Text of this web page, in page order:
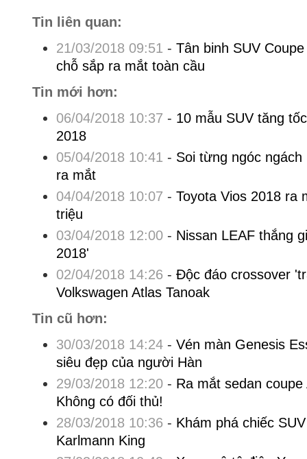
Tin liên quan:
21/03/2018 09:51 - Tân binh SUV
chỗ sắp ra mắt toàn cầu
Tin mới hơn:
06/04/2018 10:37 - 10 mẫu SUV tăng
2018
05/04/2018 10:41 - Soi từng ngóc ngách
ra mắt
04/04/2018 10:07 - Toyota Vios 2018 ra
triệu
03/04/2018 12:00- Nissan LEAF thắng
2018'
02/04/2018 14:26 - Độc đáo crossover
Volkswagen Atlas Tanoak
Tin cũ hơn:
30/03/2018 14:24- Vén màn Genesis
siêu đẹp của người Hàn
29/03/2018 12:20- Ra mắt sedan
Không có đối thủ!
28/03/2018 10:36 - Khám phá chiếc
Karlmann King